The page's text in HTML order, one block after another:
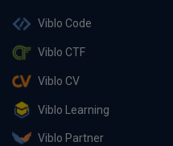
Viblo Code
Viblo CTF
Viblo CV
Viblo Learning
Viblo Partner